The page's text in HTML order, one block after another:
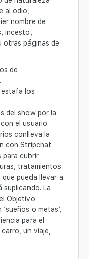
al odio,
nombre de
incesto,
otras páginas de
de
estafa los
del show por la
el usuario.
conlleva la
con Stripchat.
para cubrir
tratamientos
pueda llevar a
suplicando. La
Objetivo
o metas’,
para el
un viaje,